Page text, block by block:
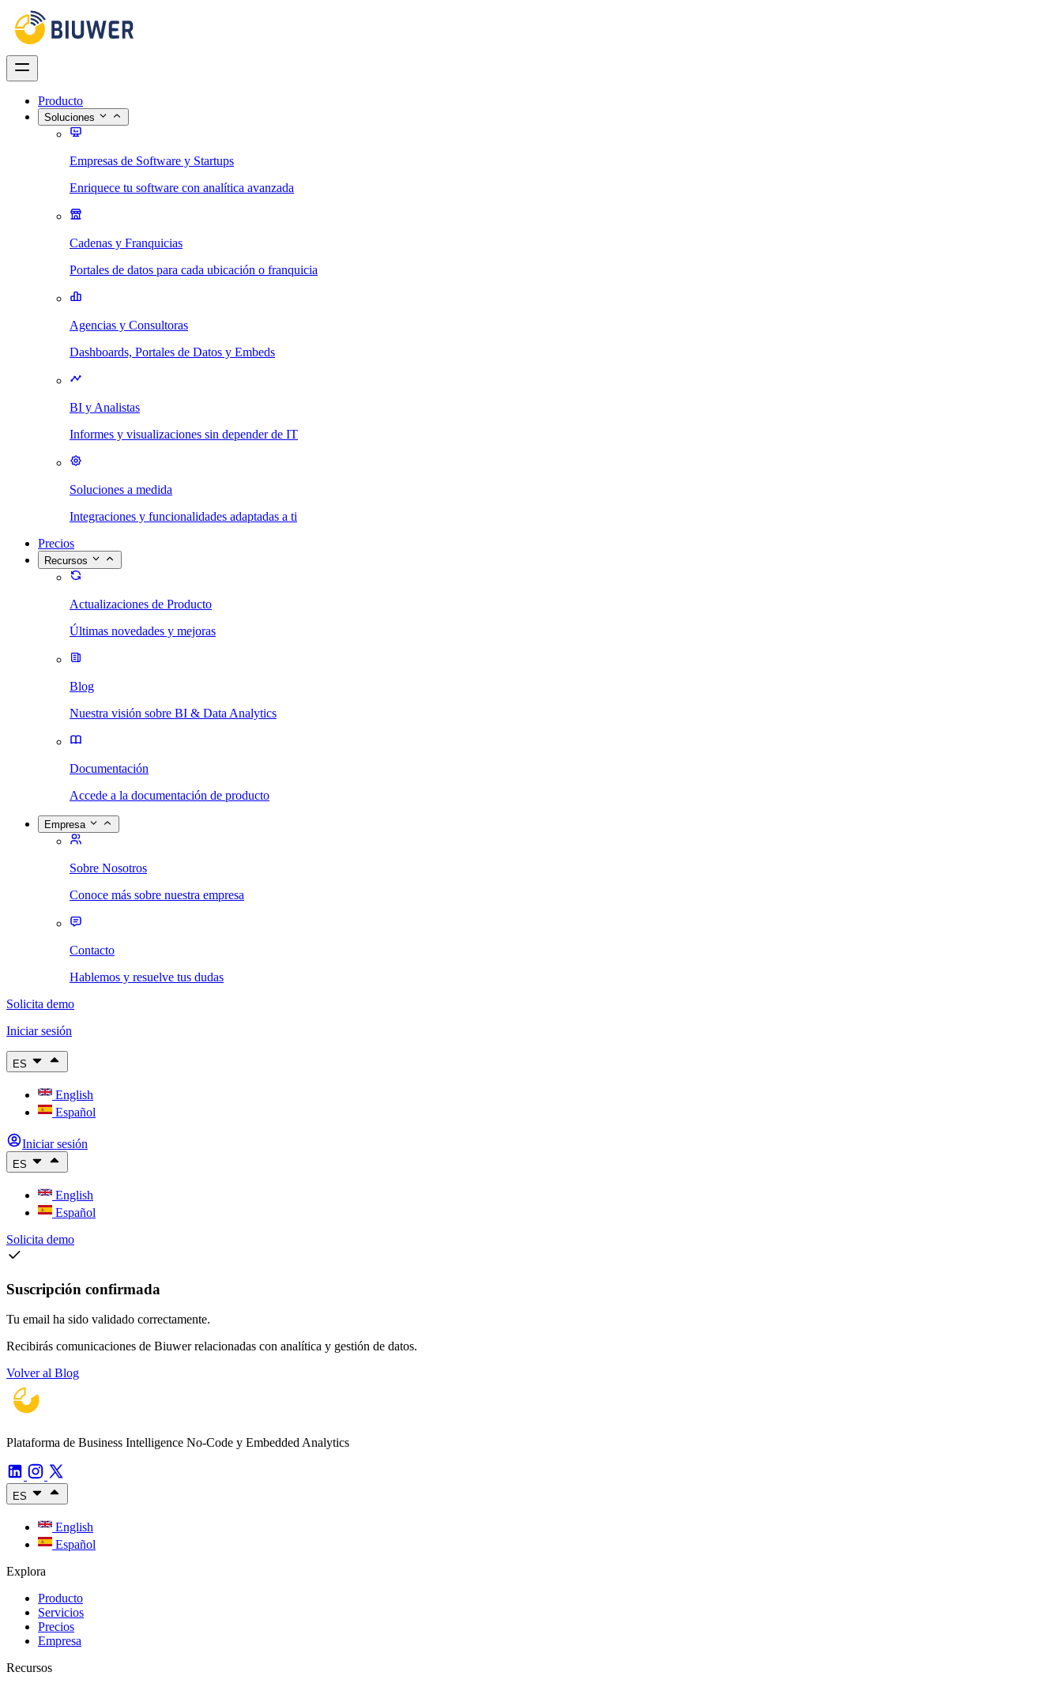
Producto
Soluciones
Empresas de Software y Startups
Enriquece tu software con analítica avanzada
Cadenas y Franquicias
Portales de datos para cada ubicación o franquicia
Agencias y Consultoras
Dashboards, Portales de Datos y Embeds
BI y Analistas
Informes y visualizaciones sin depender de IT
Soluciones a medida
Integraciones y funcionalidades adaptadas a ti
Precios
Recursos
Actualizaciones de Producto
Últimas novedades y mejoras
Blog
Nuestra visión sobre BI & Data Analytics
Documentación
Accede a la documentación de producto
Empresa
Sobre Nosotros
Conoce más sobre nuestra empresa
Contacto
Hablemos y resuelve tus dudas
Solicita demo
Iniciar sesión
ES
English
Español
Iniciar sesión
ES
English
Español
Solicita demo
Suscripción confirmada
Tu email ha sido validado correctamente.
Recibirás comunicaciones de Biuwer relacionadas con analítica y gestión de datos.
Volver al Blog
Plataforma de Business Intelligence No-Code y Embedded Analytics
ES
English
Español
Explora
Producto
Servicios
Precios
Empresa
Recursos